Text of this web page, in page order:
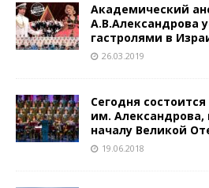
Академический
А.В.Александрова
гастролями в
26.03.2019
Сегодня
им. Александрова,
началу Великой
19.06.2018